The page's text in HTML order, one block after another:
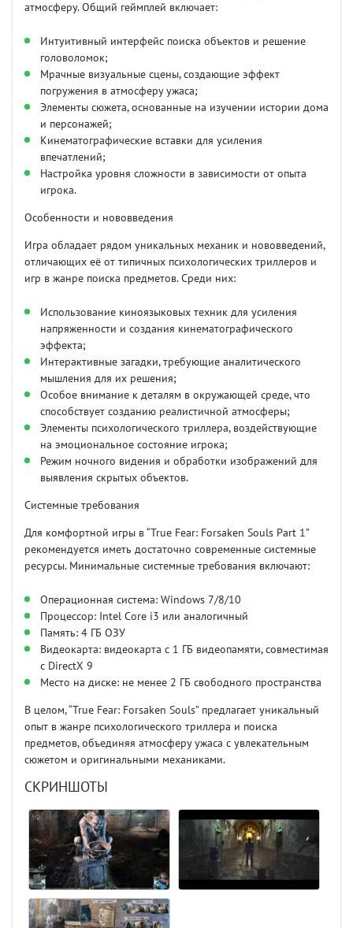
атмосферу. Общий геймплей включает:
Интуитивный интерфейс поиска объектов и решение
головоломок;
Мрачные визуальные сцены, создающие эффект
погружения в атмосферу ужаса;
Элементы сюжета, основанные на изучении истории дома
и персонажей;
Кинематографические вставки для усиления
впечатлений;
Настройка уровня сложности в зависимости от опыта
игрока.
Особенности и нововведения
Игра обладает рядом уникальных механик и нововведений,
отличающих её от типичных психологических триллеров и
игр в жанре поиска предметов. Среди них:
Использование киноязыковых техник для усиления
напряженности и создания кинематографического
эффекта;
Интерактивные загадки, требующие аналитического
мышления для их решения;
Особое внимание к деталям в окружающей среде, что
способствует созданию реалистичной атмосферы;
Элементы психологического триллера, воздействующие
на эмоциональное состояние игрока;
Режим ночного видения и обработки изображений для
выявления скрытых объектов.
Системные требования
Для комфортной игры в “True Fear: Forsaken Souls Part 1”
рекомендуется иметь достаточно современные системные
ресурсы. Минимальные системные требования включают:
Операционная система: Windows 7/8/10
Процессор: Intel Core i3 или аналогичный
Память: 4 ГБ ОЗУ
Видеокарта: видеокарта с 1 ГБ видеопамяти, совместимая
с DirectX 9
Место на диске: не менее 2 ГБ свободного пространства
В целом, “True Fear: Forsaken Souls” предлагает уникальный
опыт в жанре психологического триллера и поиска
предметов, объединяя атмосферу ужаса с увлекательным
сюжетом и оригинальными механиками.
СКРИНШОТЫ